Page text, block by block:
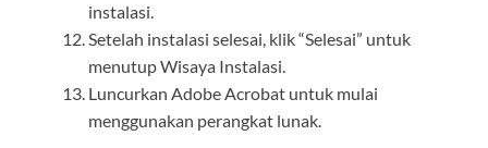
instalasi.
Setelah instalasi selesai, klik “Selesai” untuk
menutup Wisaya Instalasi.
Luncurkan Adobe Acrobat untuk mulai
menggunakan perangkat lunak.